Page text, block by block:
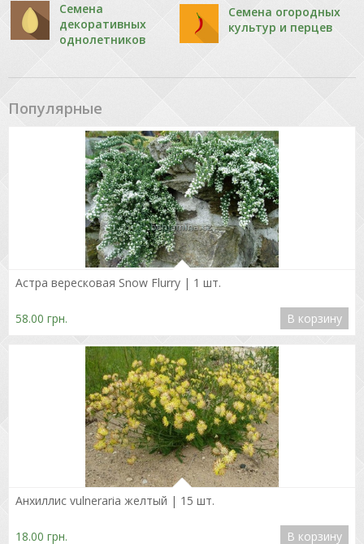
Семена
декоративных
однолетников
Семена огородных
культур и перцев
Популярные
Подробнее
Астра вересковая Snow Flurry | 1 шт.
58.00 грн. В корзину
Подробнее
Анхиллис vulneraria желтый | 15 шт.
18.00 грн. В корзину